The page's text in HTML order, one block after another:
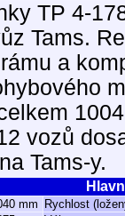
TP 4-
Tams.
a
vozů
Tams-y.
mm
Rychlost